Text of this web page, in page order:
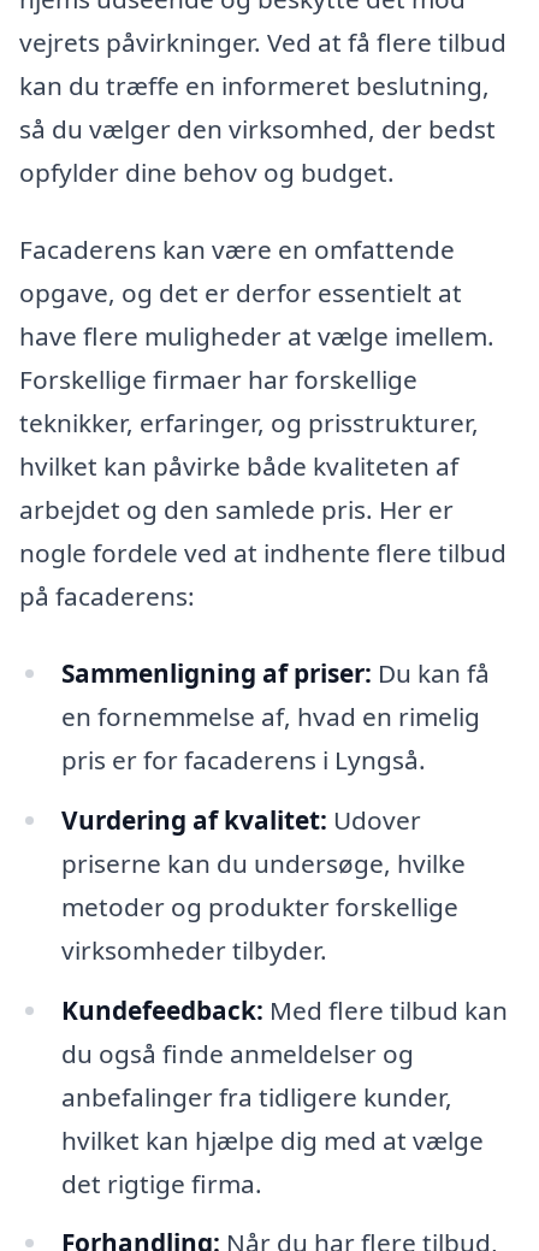
vejrets påvirkninger. Ved at få flere tilbud
kan du træffe en informeret beslutning,
så du vælger den virksomhed, der bedst
opfylder dine behov og budget.
Facaderens kan være en omfattende
opgave, og det er derfor essentielt at
have flere muligheder at vælge imellem.
Forskellige firmaer har forskellige
teknikker, erfaringer, og prisstrukturer,
hvilket kan påvirke både kvaliteten af
arbejdet og den samlede pris. Her er
nogle fordele ved at indhente flere tilbud
på facaderens:
Sammenligning af priser: Du kan få
en fornemmelse af, hvad en rimelig
pris er for facaderens i Lyngså.
Vurdering af kvalitet: Udover
priserne kan du undersøge, hvilke
metoder og produkter forskellige
virksomheder tilbyder.
Kundefeedback: Med flere tilbud kan
du også finde anmeldelser og
anbefalinger fra tidligere kunder,
hvilket kan hjælpe dig med at vælge
det rigtige firma.
Forhandling: Når du har flere tilbud,